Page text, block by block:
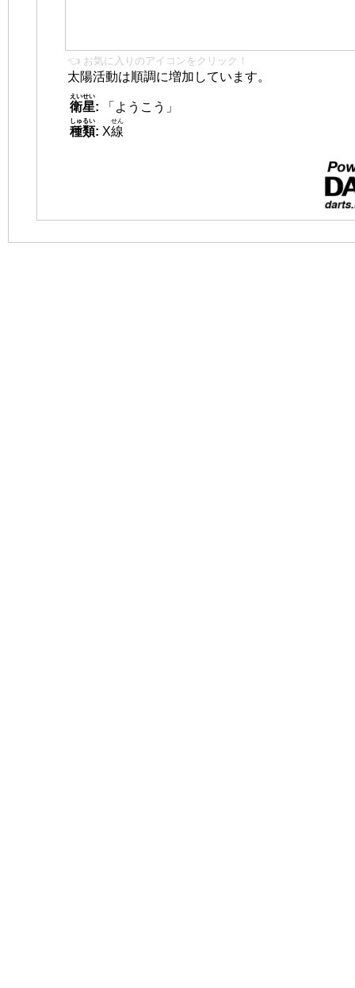
👈 お気に入りのアイコンをクリック！
太陽活動は順調に増加しています。
衛星
えいせい
:
「ようこう」
種類
しゅるい
: X線
せん